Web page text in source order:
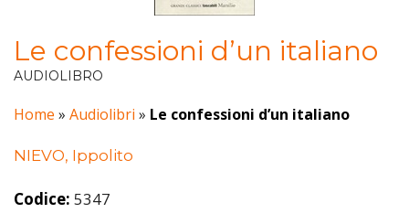
Le confessioni d’un italiano
AUDIOLIBRO
Home » Audiolibri » Le confessioni d’un italiano
NIEVO, Ippolito
Codice: 5347